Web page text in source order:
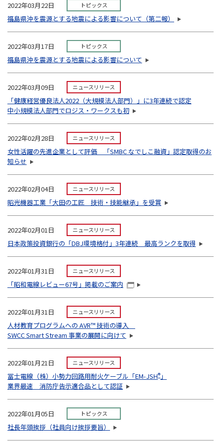
2022年03月22日 トピックス
福島県沖を震源とする地震による影響について（第二報）
2022年03月17日 トピックス
福島県沖を震源とする地震による影響について
2022年03月09日 ニュースリリース
「健康経営優良法人2022（大規模法人部門）」に3年連続で認定
中小規模法人部門でロジス・ワークスも初
2022年02月28日 ニュースリリース
女性活躍の先進企業として評価 「SMBC なでしこ融資」認定取得のお
知らせ
2022年02月04日 ニュースリリース
昭光機器工業「大田の工匠 技術・技能継承」を受賞
2022年02月01日 ニュースリリース
日本政策投資銀行の「DBJ環境格付」3年連続 最高ランクを取得
2022年01月31日 ニュースリリース
「昭和電線レビュー67号」掲載のご案内
2022年01月31日 ニュースリリース
人材教育プログラムへの AVR™ 技術の導入
SWCC Smart Stream 事業の展開に向けて
2022年01月21日 ニュースリリース
冨士電線（株）小勢力回路用耐火ケーブル「EM-JSH® 」
業界最速 消防庁告示適合品として認証
2022年01月05日 トピックス
社長年頭挨拶（社員向け挨拶要旨）